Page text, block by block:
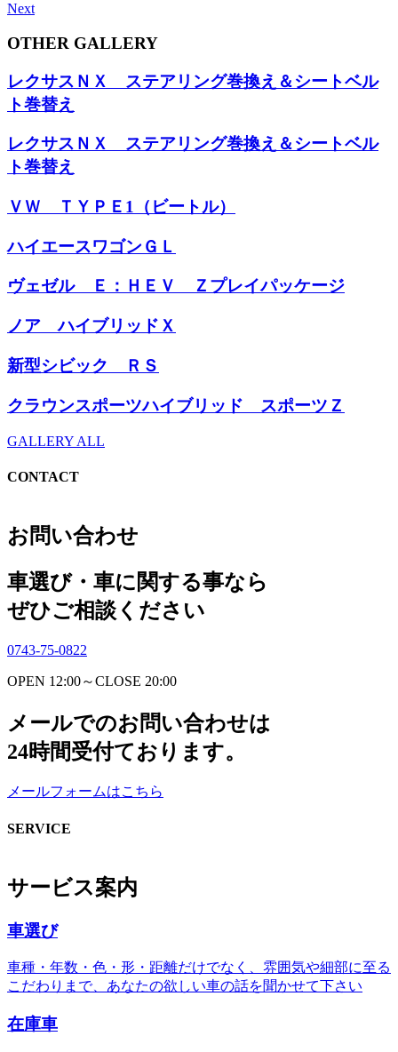
Next
OTHER GALLERY
レクサスＮＸ ステアリング巻換え＆シートベル
ト巻替え
レクサスＮＸ ステアリング巻換え＆シートベル
ト巻替え
ＶＷ ＴＹＰＥ1（ビートル）
ハイエースワゴンＧＬ
ヴェゼル Ｅ：ＨＥＶ Ｚプレイパッケージ
ノア ハイブリッドＸ
新型シビック ＲＳ
クラウンスポーツハイブリッド スポーツＺ
GALLERY ALL
CONTACT
お問い合わせ
車選び・車に関する事なら
ぜひご相談ください
0743-75-0822
OPEN 12:00～CLOSE 20:00
メールでのお問い合わせは
24時間受付ております。
メールフォームはこちら
SERVICE
サービス案内
車選び
車種・年数・色・形・距離だけでなく、雰囲気や細部に至る
こだわりまで、あなたの欲しい車の話を聞かせて下さい
在庫車